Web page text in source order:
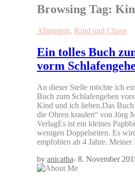
Browsing Tag:
Allgemein, Kind und Chaos
Ein tolles Buch
vorm
An dieser Stelle möchte ich
Buch zum Schlafengehen
Kind und ich lieben.Das
die Ohren kraulen“ von Jörg
VerlagEs ist ein kleines
wenigen Doppelseiten. Es
empfohlen ab 4 Jahre.
by anicatha- 8. November